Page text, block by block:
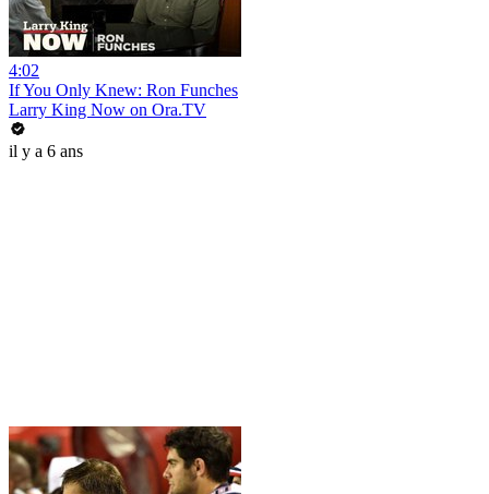
4:02
If You Only Knew: Ron Funches
Larry King Now on Ora.TV
il y a 6 ans